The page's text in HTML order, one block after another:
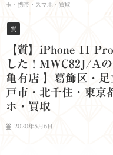
玉・携帯・スマホ・買取
質
【質】iPhone 11
した！MWC82J/A
亀有店 】葛飾区・
戸市・北千住・東京
ホ・買取
2020年5月6日